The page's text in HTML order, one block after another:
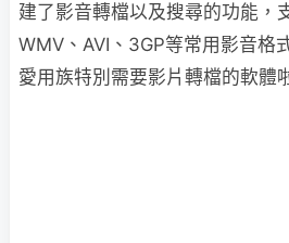
建了影音轉檔以及搜尋的功能，
WMV、AVI、3GP等常用影音格
愛用族特別需要影片轉檔的軟體